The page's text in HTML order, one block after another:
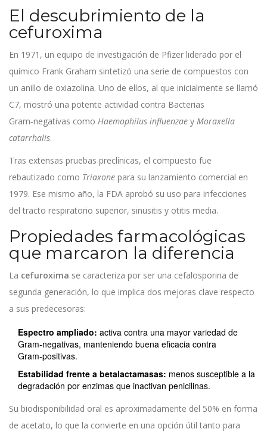
El descubrimiento de la
cefuroxima
En 1971, un equipo de investigación de Pfizer liderado por el
químico Frank Graham sintetizó una serie de compuestos con
un anillo de oxiazolina. Uno de ellos, al que inicialmente se llamó
C7, mostró una potente actividad contra Bacterias
Gram‑negativas como Haemophilus influenzae y Moraxella
catarrhalis.
Tras extensas pruebas preclínicas, el compuesto fue
rebautizado como Triaxone para su lanzamiento comercial en
1979. Ese mismo año, la FDA aprobó su uso para infecciones
del tracto respiratorio superior, sinusitis y otitis media.
Propiedades farmacológicas
que marcaron la diferencia
La cefuroxima se caracteriza por ser una cefalosporina de
segunda generación, lo que implica dos mejoras clave respecto
a sus predecesoras:
Espectro ampliado: activa contra una mayor variedad de
Gram‑negativas, manteniendo buena eficacia contra
Gram‑positivas.
Estabilidad frente a betalactamasas: menos susceptible a la
degradación por enzimas que inactivan penicilinas.
Su biodisponibilidad oral es aproximadamente del 50% en forma
de acetato, lo que la convierte en una opción útil tanto para